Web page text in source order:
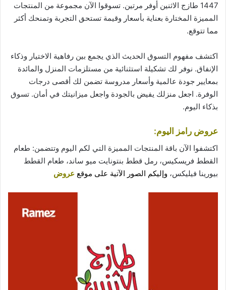
1447 طازج الاثنين أوفر مرتين. تسوقوا الآن مجموعة من المنتجات
المميزة المختارة بعناية بأسعار وقيمة تستحق التجربة وتمنحك أكثر
مما تتوقع.
اكتشف مفهوم التسوق الحديث الذي يجمع بين رفاهية الاختيار وذكاء
الإنفاق. نوفر لك تشكيلة استثنائية من مستلزمات المنزل والمائدة
بمعايير جودة عالمية وأسعار مدروسة تضمن لك أقصى درجات
الوفرة. اجعل منزلك يفيض بالجودة واجعل ميزانيتك في أمان. تسوق
بذكاء اليوم.
عروض رامز اليوم:
اكتشفوا الآن باقة المنتجات المميزة التي لكم اليوم وتتضمن: طعام
القطط فريسكيس، رمل قطط بنتونايت ميو ساند، طعام القطط
بيورينا فيليكس، وإليكم الصور الآتية على موقع عروض